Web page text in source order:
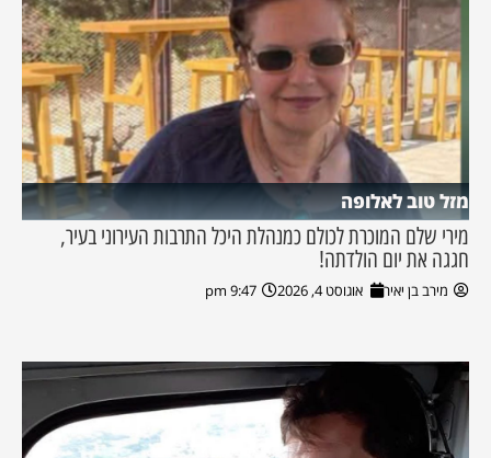
מזל טוב לאלופה
מירי שלם המוכרת לכולם כמנהלת היכל התרבות העירוני בעיר,
חגגה את יום הולדתה!
מירב בן יאיר אוגוסט 4, 2026 9:47 pm